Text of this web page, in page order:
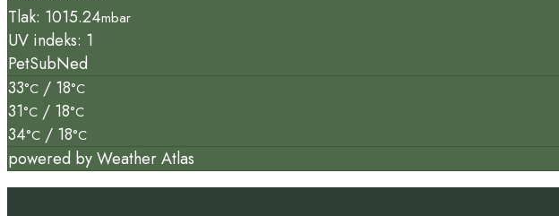
Tlak: 1015.24mbar
UV indeks: 1
PetSubNed
33°C / 18°C
31°C / 18°C
34°C / 18°C
powered byWeather Atlas